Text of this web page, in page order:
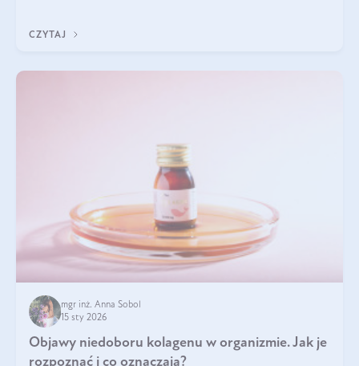
CZYTAJ
mgr inż. Anna Sobol
15 sty 2026
Objawy niedoboru kolagenu w organizmie. Jak je
rozpoznać i co oznaczają?